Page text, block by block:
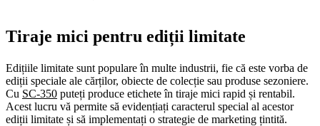
Tiraje mici pentru ediții limitate
Edițiile limitate sunt populare în multe industrii, fie că este vorba de
ediții speciale ale cărților, obiecte de colecție sau produse sezoniere.
Cu SC-350 puteți produce etichete în tiraje mici rapid și rentabil.
Acest lucru vă permite să evidențiați caracterul special al acestor
ediții limitate și să implementați o strategie de marketing țintită.